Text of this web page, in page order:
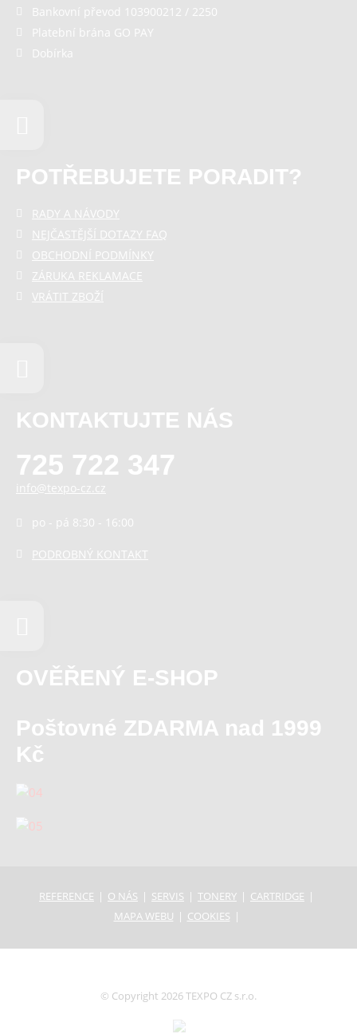
Bankovní převod 103900212 / 2250
Platební brána GO PAY
Dobírka
POTŘEBUJETE PORADIT?
RADY A NÁVODY
NEJČASTĚJŠÍ DOTAZY FAQ
OBCHODNÍ PODMÍNKY
ZÁRUKA REKLAMACE
VRÁTIT ZBOŽÍ
KONTAKTUJTE NÁS
725 722 347
info@texpo-cz.cz
po - pá 8:30 - 16:00
PODROBNÝ KONTAKT
OVĚŘENÝ E-SHOP
Poštovné ZDARMA nad 1999
Kč
REFERENCE O NÁS SERVIS TONERY
CARTRIDGE
MAPA WEBU
COOKIES
© Copyright 2026 TEXPO CZ s.r.o.